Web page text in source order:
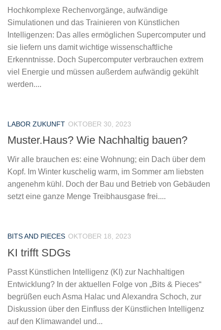
Hochkomplexe Rechenvorgänge, aufwändige
Simulationen und das Trainieren von Künstlichen
Intelligenzen: Das alles ermöglichen Supercomputer und
sie liefern uns damit wichtige wissenschaftliche
Erkenntnisse. Doch Supercomputer verbrauchen extrem
viel Energie und müssen außerdem aufwändig gekühlt
werden....
LABOR ZUKUNFT OKTOBER 30, 2023
Muster.Haus? Wie Nachhaltig bauen?
Wir alle brauchen es: eine Wohnung; ein Dach über dem
Kopf. Im Winter kuschelig warm, im Sommer am liebsten
angenehm kühl. Doch der Bau und Betrieb von Gebäuden
setzt eine ganze Menge Treibhausgase frei....
BITS AND PIECES OKTOBER 18, 2023
KI trifft SDGs
Passt Künstlichen Intelligenz (KI) zur Nachhaltigen
Entwicklung? In der aktuellen Folge von „Bits & Pieces“
begrüßen euch Asma Halac und Alexandra Schoch, zur
Diskussion über den Einfluss der Künstlichen Intelligenz
auf den Klimawandel und...